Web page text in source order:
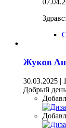
Жуков
30.03.2025 |
Добрый